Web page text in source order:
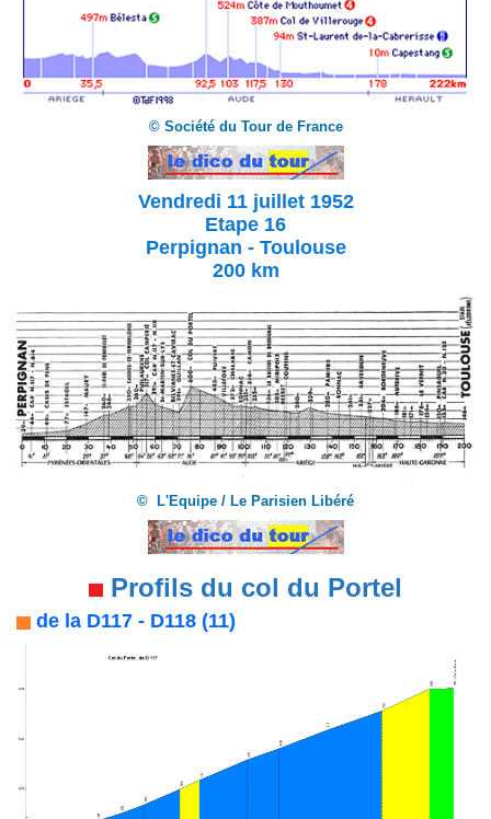
© Société du Tour de France
Vendredi 11 juillet 1952
Etape 16
Perpignan - Toulouse
200 km
© L'Equipe / Le Parisien Libéré
Profils du col du Portel
de la D117 - D118 (11)